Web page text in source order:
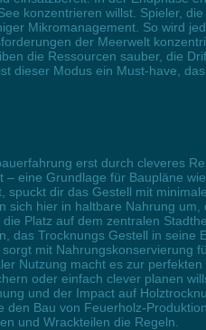
konzentrieren willst. Spieler,
Mikromanagement. So wird
der Meerwelt
die Ressourcen sauber, die
dieser Modus ein Must-have,
erst durch cleveres
eine Grundlage für Baupläne
dir das Gestell mit
hier in haltbare Nahrung
Platz auf dem zentralen
Trocknungs Gestell in seine
mit Nahrungskonservierung
Nutzung macht es zur
oder einfach clever planen
und der Impact auf
Bau von Feuerholz-
und Wrackteilen die Regeln.